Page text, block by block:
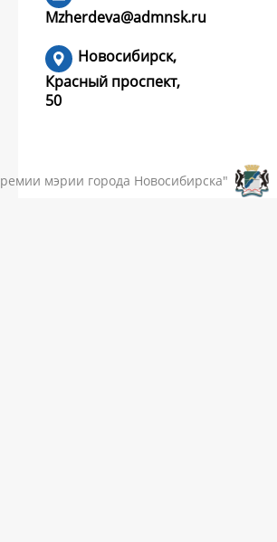
Mzherdeva@admnsk.ru
Новосибирск,
Красный проспект,
50
мэрии города Новосибирска"